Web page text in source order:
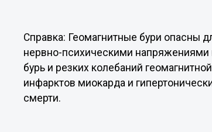
Справка: Геомагнитные бури опасны
нервно-психическими напряжениями
бурь и резких колебаний
инфарктов миокарда и
смерти.